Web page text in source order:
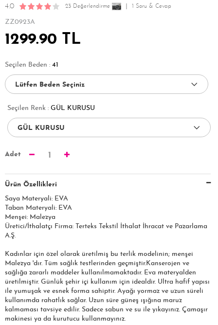
4.0 23 Değerlendirme 1 Soru & Cevap
ZZ0923A
1299.90 TL
Seçilen Beden : 41
Seçilen Renk : GÜL KURUSU
Adet 1
Ürün Özellikleri
Saya Materyali: EVA
Taban Materyali: EVA
Menşei: Malezya
Üretici/İthalatçı Firma: Terteks Tekstil İthalat İhracat ve Pazarlama
A.Ş.​​​
Kadınlar için özel olarak üretilmiş bu terlik modelinin; menşei
Malezya 'dır. Tüm sağlık testlerinden geçmiştir.Kanserojen ve
sağlığa zararlı maddeler kullanılmamaktadır. Eva materyalden
üretilmiştir. Günlük şehir içi kullanım için idealdir. Ultra hafif yapısı
ile yumuşak ve esnek forma sahiptir. Ayağı yormaz ve uzun süreli
kullanımda rahatlık sağlar. Uzun süre güneş ışığına maruz
kalmaması tavsiye edilir. Sadece sabun ve su ile yıkayınız. Çamaşır
makinesi ya da kurutucu kullanmayınız.